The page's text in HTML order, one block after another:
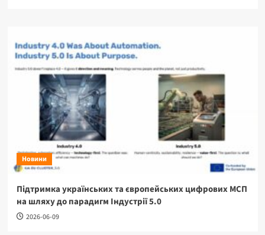
Новини
Підтримка українських та європейських цифрових МСП
на шляху до парадигм Індустрії 5.0
2026-06-09